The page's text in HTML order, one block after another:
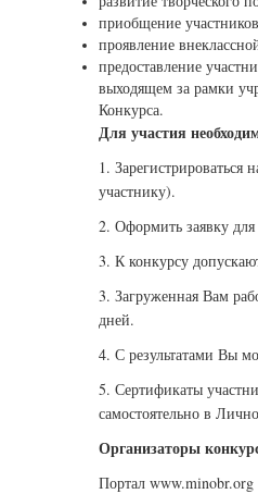
приобщение
проявление
предоставление
выходящем за рамки
Конкурса.
Для участия
1.
участнику).
2. Оформить заявку для
3. К конкурсу
3. Загруженная Вам
дней.
4. С результатами Вы
5. Сертификаты
самостоятельно в
Организаторы
Портал www.minobr.org